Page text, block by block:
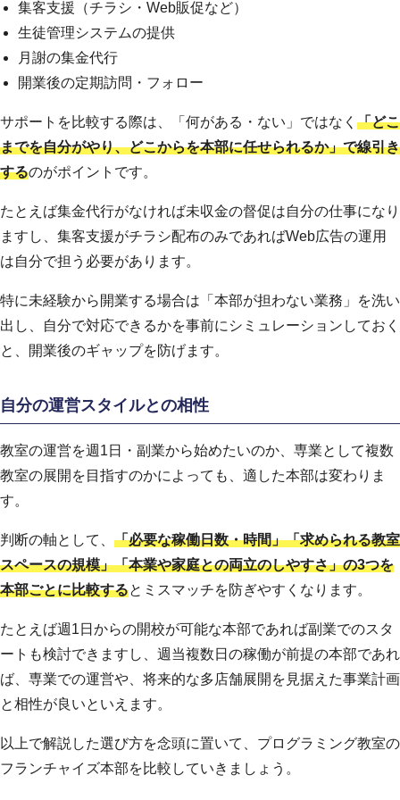
集客支援（チラシ・Web販促など）
生徒管理システムの提供
月謝の集金代行
開業後の定期訪問・フォロー
サポートを比較する際は、「何がある・ない」ではなく 「どこ
までを自分がやり、どこからを本部に任せられるか」で線引き
するのがポイントです。
たとえば集金代行がなければ未収金の督促は自分の仕事になり
ますし、集客支援がチラシ配布のみであればWeb広告の運用
は自分で担う必要があります。
特に未経験から開業する場合は「本部が担わない業務」を洗い
出し、自分で対応できるかを事前にシミュレーションしておく
と、開業後のギャップを防げます。
自分の運営スタイルとの相性
教室の運営を週1日・副業から始めたいのか、専業として複数
教室の展開を目指すのかによっても、適した本部は変わりま
す。
判断の軸として、 「必要な稼働日数・時間」「求められる教室
スペースの規模」「本業や家庭との両立のしやすさ」の3つを
本部ごとに比較するとミスマッチを防ぎやすくなります。
たとえば週1日からの開校が可能な本部であれば副業でのスタ
ートも検討できますし、週当複数日の稼働が前提の本部であれ
ば、専業での運営や、将来的な多店舗展開を見据えた事業計画
と相性が良いといえます。
以上で解説した選び方を念頭に置いて、プログラミング教室の
フランチャイズ本部を比較していきましょう。